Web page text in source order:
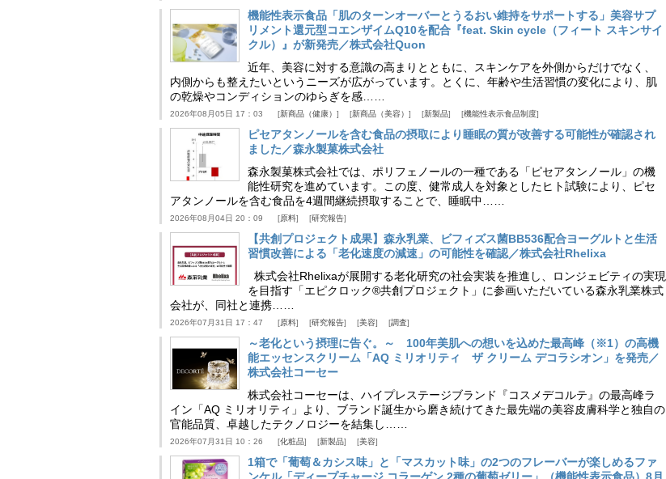
機能性表示食品「肌のターンオーバーとうるおい維持をサポートする」美容サプ
リメント還元型コエンザイムQ10を配合『feat. Skin cycle（フィート スキンサイ
クル）』が新発売／株式会社Quon
近年、美容に対する意識の高まりとともに、スキンケアを外側からだけでなく、
内側からも整えたいというニーズが広がっています。とくに、年齢や生活習慣の変化により、肌
の乾燥やコンディションのゆらぎを感……
2026年08月05日 17：03 新商品（健康） 新商品（美容） 新製品 機能性表示食品制度
ピセアタンノールを含む食品の摂取により睡眠の質が改善する可能性が確認され
ました／森永製菓株式会社
森永製菓株式会社では、ポリフェノールの一種である「ピセアタンノール」の機
能性研究を進めています。この度、健常成人を対象としたヒト試験により、ピセ
アタンノールを含む食品を4週間継続摂取することで、睡眠中……
2026年08月04日 20：09 原料 研究報告
【共創プロジェクト成果】森永乳業、ビフィズス菌BB536配合ヨーグルトと生活
習慣改善による「老化速度の減速」の可能性を確認／株式会社Rhelixa
株式会社Rhelixaが展開する老化研究の社会実装を推進し、ロンジェビティの実現
を目指す「エピクロック®共創プロジェクト」に参画いただいている森永乳業株式
会社が、同社と連携……
2026年07月31日 17：47 原料 研究報告 美容 調査
～老化という摂理に告ぐ。～ 100年美肌への想いを込めた最高峰（※1）の高機
能エッセンスクリーム「AQ ミリオリティ ザ クリーム デコラシオン」を発売／
株式会社コーセー
株式会社コーセーは、ハイプレステージブランド『コスメデコルテ』の最高峰ラ
イン「AQ ミリオリティ」より、ブランド誕生から磨き続けてきた最先端の美容皮膚科学と独自の
官能品質、卓越したテクノロジーを結集し……
2026年07月31日 10：26 化粧品 新製品 美容
1箱で「葡萄＆カシス味」と「マスカット味」の2つのフレーバーが楽しめるファ